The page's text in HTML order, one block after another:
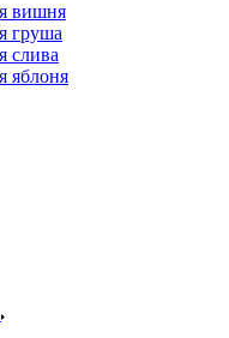
вишня
груша
слива
яблоня